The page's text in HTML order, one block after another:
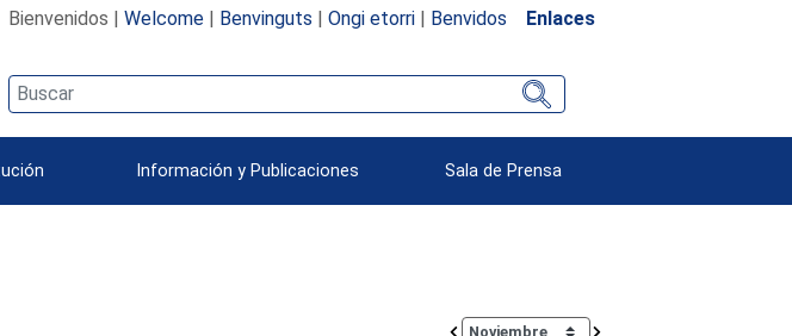
Bienvenidos | Welcome| Benvinguts | Ongi etorri| Benvidos Enlaces
Información y Publicaciones Sala de Prensa
Calendar io de actividades. Doce Legislatura